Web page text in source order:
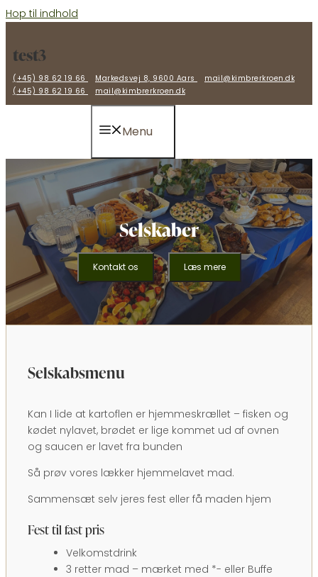
Hop til indhold
test3
(+45) 98 62 19 66 Markedsvej 8, 9600 Aars
mail@kimbrerkroen.dk
(+45) 98 62 19 66
mail@kimbrerkroen.dk
Menu
Selskaber
Kontakt os Læs mere
Selskabsmenu
Kan I lide at kartoflen er hjemmeskrællet – fisken og
kødet nylavet, brødet er lige kommet ud af ovnen
og saucen er lavet fra bunden
Så prøv vores lækker hjemmelavet mad.
Sammensæt selv jeres fest eller få maden hjem
Fest til fast pris
Velkomstdrink
3 retter mad – mærket med *- eller Buffe